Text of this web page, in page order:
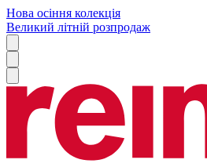
Нова осіння колекція
Великий літній розпродаж